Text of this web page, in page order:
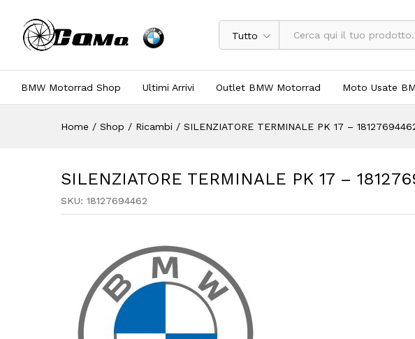
Tutto
BMW Motorrad Shop Ultimi Arrivi Outlet BMW Motorrad Moto Usate
Home / Shop / Ricambi / SILENZIATORE TERMINALE PK 17 –
SILENZIATORE TERMINALE PK 17 –
SKU: 18127694462